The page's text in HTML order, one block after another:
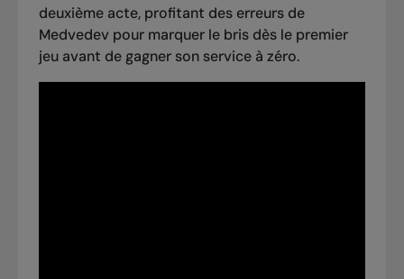
deuxième acte, profitant des erreurs de
Medvedev pour marquer le bris dès le premier
jeu avant de gagner son service à zéro.